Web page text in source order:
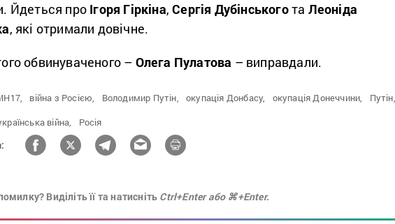
Йдеться про Ігоря Гіркіна,Сергія Дубінськогота Леоніда
, які отримали довічне.
обвинуваченого – Олега Пулатова – виправдали.
війна з Росією, Володимир Путін, окупація Донбасу, окупація Донеччини,
Путін,
війна,
Росія
Виділіть її та натисніть Ctrl+Enter або ⌘+Enter.